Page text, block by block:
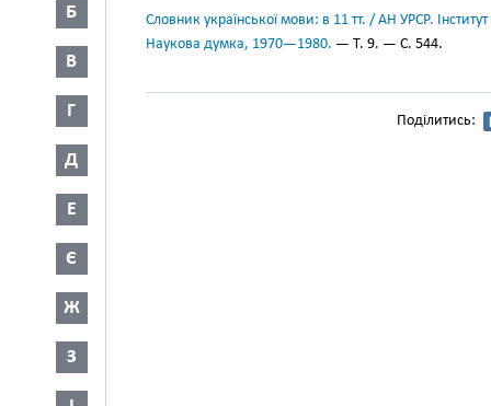
Б
В
Г
Д
Е
Є
Ж
З
Словник української мови: в 11 тт. / АН УРСР.
Наукова думка, 1970—1980. — Т. 9. — С. 544.
Поділитись: